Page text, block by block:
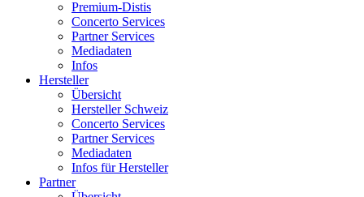
Premium-Distis
Concerto Services
Partner Services
Mediadaten
Infos
Hersteller
Übersicht
Hersteller Schweiz
Concerto Services
Partner Services
Mediadaten
Infos für Hersteller
Partner